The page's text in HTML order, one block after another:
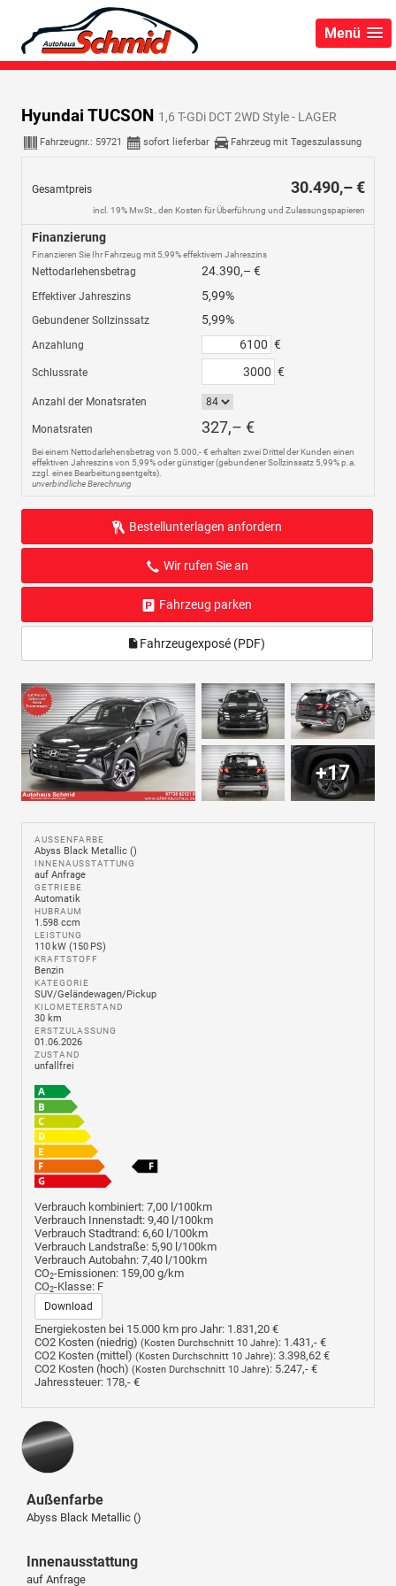
Menü
Hyundai TUCSON 1,6 T-GDi DCT 2WD Style - LAGER
Fahrzeugnr.: 59721 sofort lieferbar Fahrzeug mit Tageszulassung
Gesamtpreis 30.490,– €
incl. 19% MwSt., den Kosten für Überführung und Zulassungspapieren
Finanzierung
Finanzieren Sie Ihr Fahrzeug mit 5,99% effektivem Jahreszins
Nettodarlehensbetrag 24.390,– €
Effektiver Jahreszins 5,99%
Gebundener Sollzinssatz 5,99%
Anzahlung €
Schlussrate €
Anzahl der Monatsraten
Monatsraten 327,– €
Bei einem Nettodarlehensbetrag von 5.000,- € erhalten zwei Drittel der Kunden einen
effektiven Jahreszins von 5,99% oder günstiger (gebundener Sollzinssatz 5,99% p.a.
zzgl. eines Bearbeitungsentgelts).
unverbindliche Berechnung
Bestellunterlagen anfordern
Wir rufen Sie an
Fahrzeug parken
Fahrzeugexposé (PDF)
+17
AUSSENFARBE
Abyss Black Metallic ()
INNENAUSSTATTUNG
auf Anfrage
GETRIEBE
Automatik
HUBRAUM
1.598 ccm
LEISTUNG
110 kW (150 PS)
KRAFTSTOFF
Benzin
KATEGORIE
SUV/Geländewagen/Pickup
KILOMETERSTAND
30 km
ERSTZULASSUNG
01.06.2026
ZUSTAND
unfallfrei
Verbrauch kombiniert: 7,00 l/100km
Verbrauch Innenstadt: 9,40 l/100km
Verbrauch Stadtrand: 6,60 l/100km
Verbrauch Landstraße: 5,90 l/100km
Verbrauch Autobahn: 7,40 l/100km
CO2-Emissionen: 159,00 g/km
CO2-Klasse: F
Download
Energiekosten bei 15.000 km pro Jahr: 1.831,20 €
CO2 Kosten (niedrig) (Kosten Durchschnitt 10 Jahre): 1.431,- €
CO2 Kosten (mittel) (Kosten Durchschnitt 10 Jahre): 3.398,62 €
CO2 Kosten (hoch) (Kosten Durchschnitt 10 Jahre): 5.247,- €
Jahressteuer: 178,- €
Außenfarbe
Abyss Black Metallic ()
Innenausstattung
auf Anfrage